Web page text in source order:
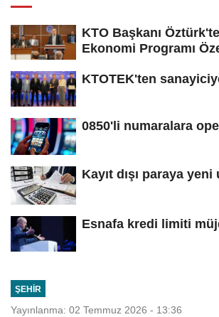
KTO Başkanı
Ekonomi Programı
KTOTEK'ten
0850'li numaralara
Kayıt dışı paraya
Esnafa kredi limiti
ŞEHIR
Yayınlanma: 02 Temmuz 2026 - 13:36